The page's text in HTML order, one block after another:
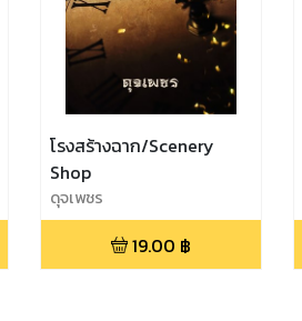
โรงสร้างฉาก/Scenery
Shop
ดุจเพชร
19.00 ฿